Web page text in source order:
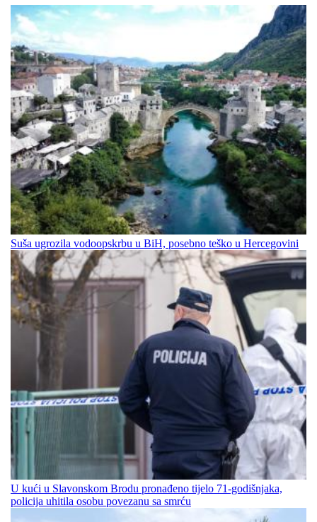
Suša ugrozila vodoopskrbu u BiH, posebno teško u Hercegovini
U kući u Slavonskom Brodu pronađeno tijelo 71-godišnjaka,
policija uhitila osobu povezanu sa smrću